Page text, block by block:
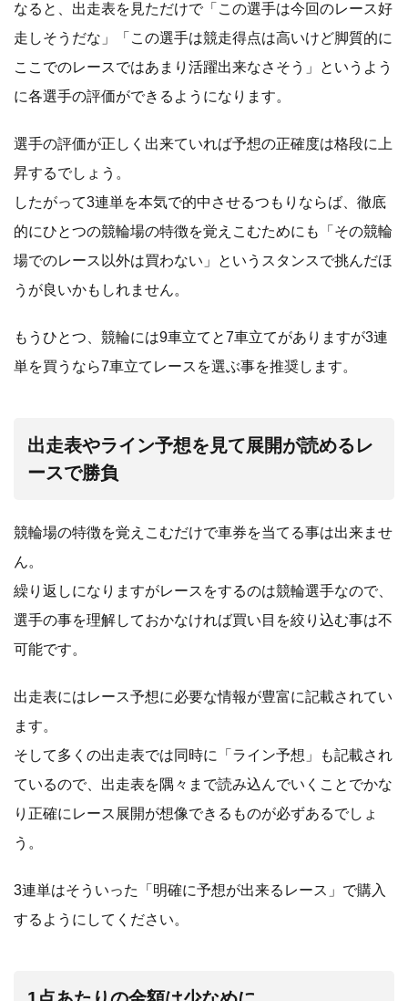
なると、出走表を見ただけで「この選手は今回のレース好
走しそうだな」「この選手は競走得点は高いけど脚質的に
ここでのレースではあまり活躍出来なさそう」というよう
に各選手の評価ができるようになります。
選手の評価が正しく出来ていれば予想の正確度は格段に上
昇するでしょう。
したがって3連単を本気で的中させるつもりならば、徹底
的にひとつの競輪場の特徴を覚えこむためにも「その競輪
場でのレース以外は買わない」というスタンスで挑んだほ
うが良いかもしれません。
もうひとつ、競輪には9車立てと7車立てがありますが3連
単を買うなら7車立てレースを選ぶ事を推奨します。
出走表やライン予想を見て展開が読めるレ
ースで勝負
競輪場の特徴を覚えこむだけで車券を当てる事は出来ませ
ん。
繰り返しになりますがレースをするのは競輪選手なので、
選手の事を理解しておかなければ買い目を絞り込む事は不
可能です。
出走表にはレース予想に必要な情報が豊富に記載されてい
ます。
そして多くの出走表では同時に「ライン予想」も記載され
ているので、出走表を隅々まで読み込んでいくことでかな
り正確にレース展開が想像できるものが必ずあるでしょ
う。
3連単はそういった「明確に予想が出来るレース」で購入
するようにしてください。